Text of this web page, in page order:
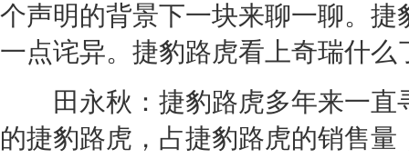
个声明的背景下一块来聊一聊。 捷
一点诧异。 捷豹路虎看上奇瑞什么
田永秋： 捷豹路虎多年来一直
的捷豹路虎 ，占捷豹路虎的销售量